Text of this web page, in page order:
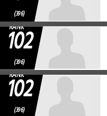
(396)
RANK
102
(396)
RANK
102
(396)